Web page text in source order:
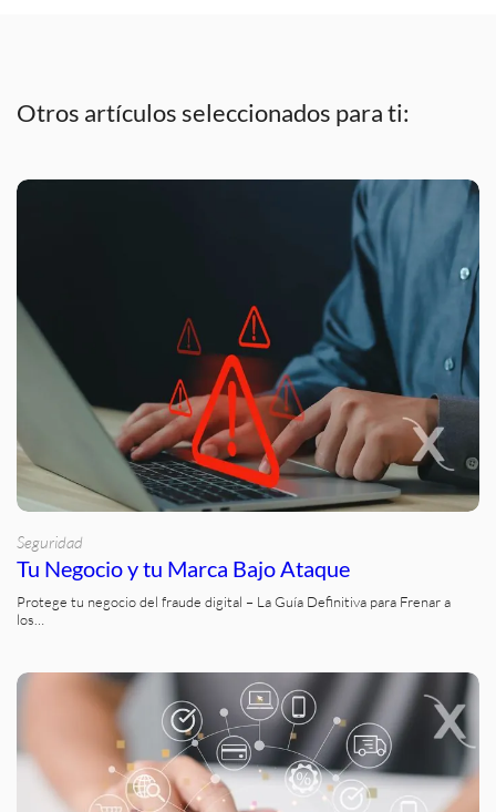
Otros artículos seleccionados para ti:
Seguridad
Tu Negocio y tu Marca Bajo Ataque
Protege tu negocio del fraude digital – La Guía Definitiva para Frenar a
los…